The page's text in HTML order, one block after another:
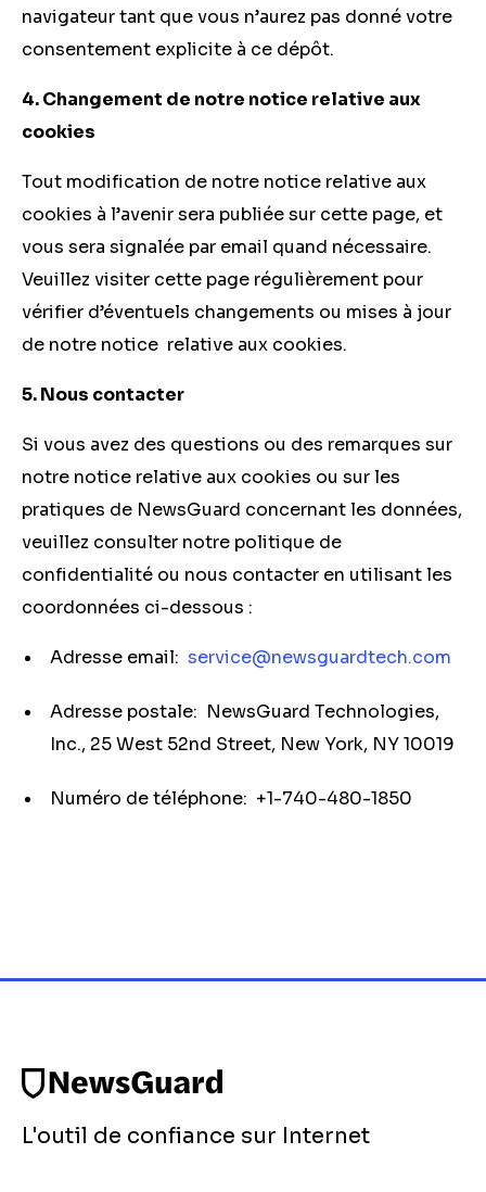
navigateur tant que vous n’aurez pas donné votre
consentement explicite à ce dépôt.
4. Changement de notre notice relative aux
cookies
Tout modification de notre notice relative aux
cookies à l’avenir sera publiée sur cette page, et
vous sera signalée par email quand nécessaire.
Veuillez visiter cette page régulièrement pour
vérifier d’éventuels changements ou mises à jour
de notre notice relative aux cookies.
5. Nous contacter
Si vous avez des questions ou des remarques sur
notre notice relative aux cookies ou sur les
pratiques de NewsGuard concernant les données,
veuillez consulter notre politique de
confidentialité ou nous contacter en utilisant les
coordonnées ci-dessous :
Adresse email: service@newsguardtech.com
Adresse postale: NewsGuard Technologies,
Inc., 25 West 52nd Street, New York, NY 10019
Numéro de téléphone: +1-740-480-1850
L'outil de confiance sur Internet